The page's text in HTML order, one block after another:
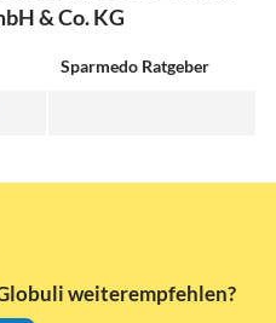
& Co. KG
Sparmedo Ratgeber
weiterempfehlen?